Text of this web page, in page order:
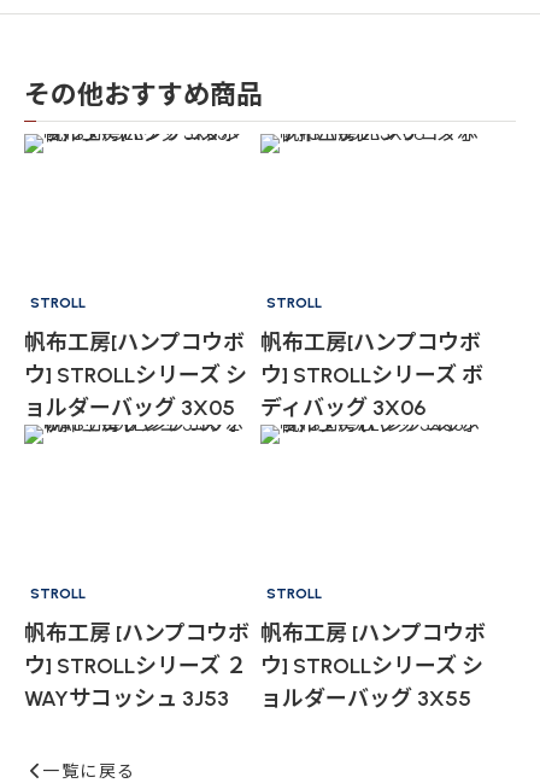
その他おすすめ商品
STROLL
帆布工房[ハンプコウボ
ウ] STROLLシリーズ シ
ョルダーバッグ 3X05
STROLL
帆布工房[ハンプコウボ
ウ] STROLLシリーズ ボ
ディバッグ 3X06
STROLL
帆布工房 [ハンプコウボ
ウ] STROLLシリーズ ２
WAYサコッシュ 3J53
STROLL
帆布工房 [ハンプコウボ
ウ] STROLLシリーズ シ
ョルダーバッグ 3X55
一覧に戻る